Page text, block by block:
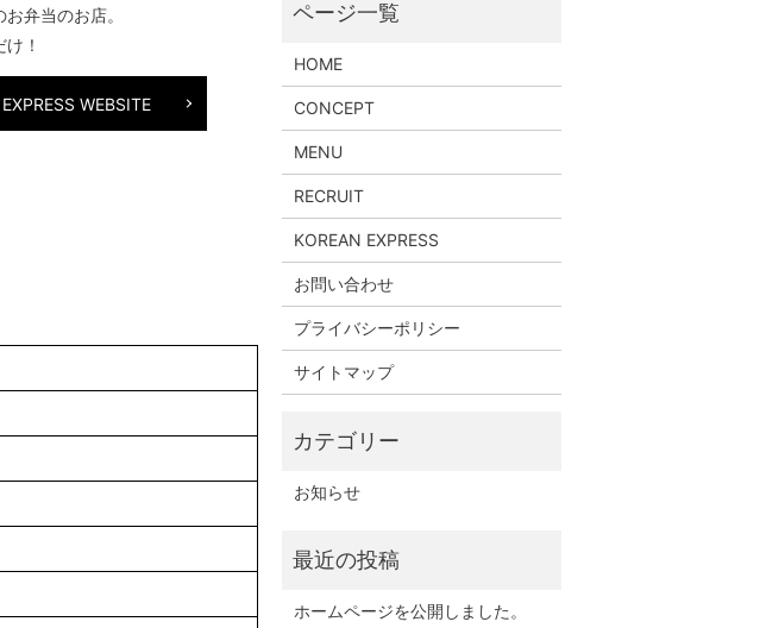
弁当のお店。
！
WEBSITE
HOME
CONCEPT
MENU
RECRUIT
KOREAN EXPRESS
お問い合わせ
プライバシーポリシー
サイトマップ
お知らせ
ホームページを公開しました。